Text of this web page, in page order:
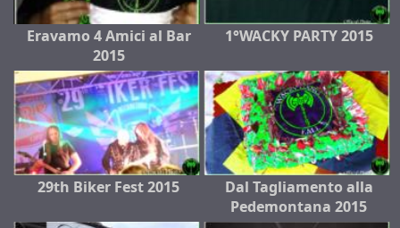
Eravamo 4 Amici al Bar
2015
1°WACKY PARTY 2015
29th Biker Fest 2015
Dal Tagliamento alla
Pedemontana 2015